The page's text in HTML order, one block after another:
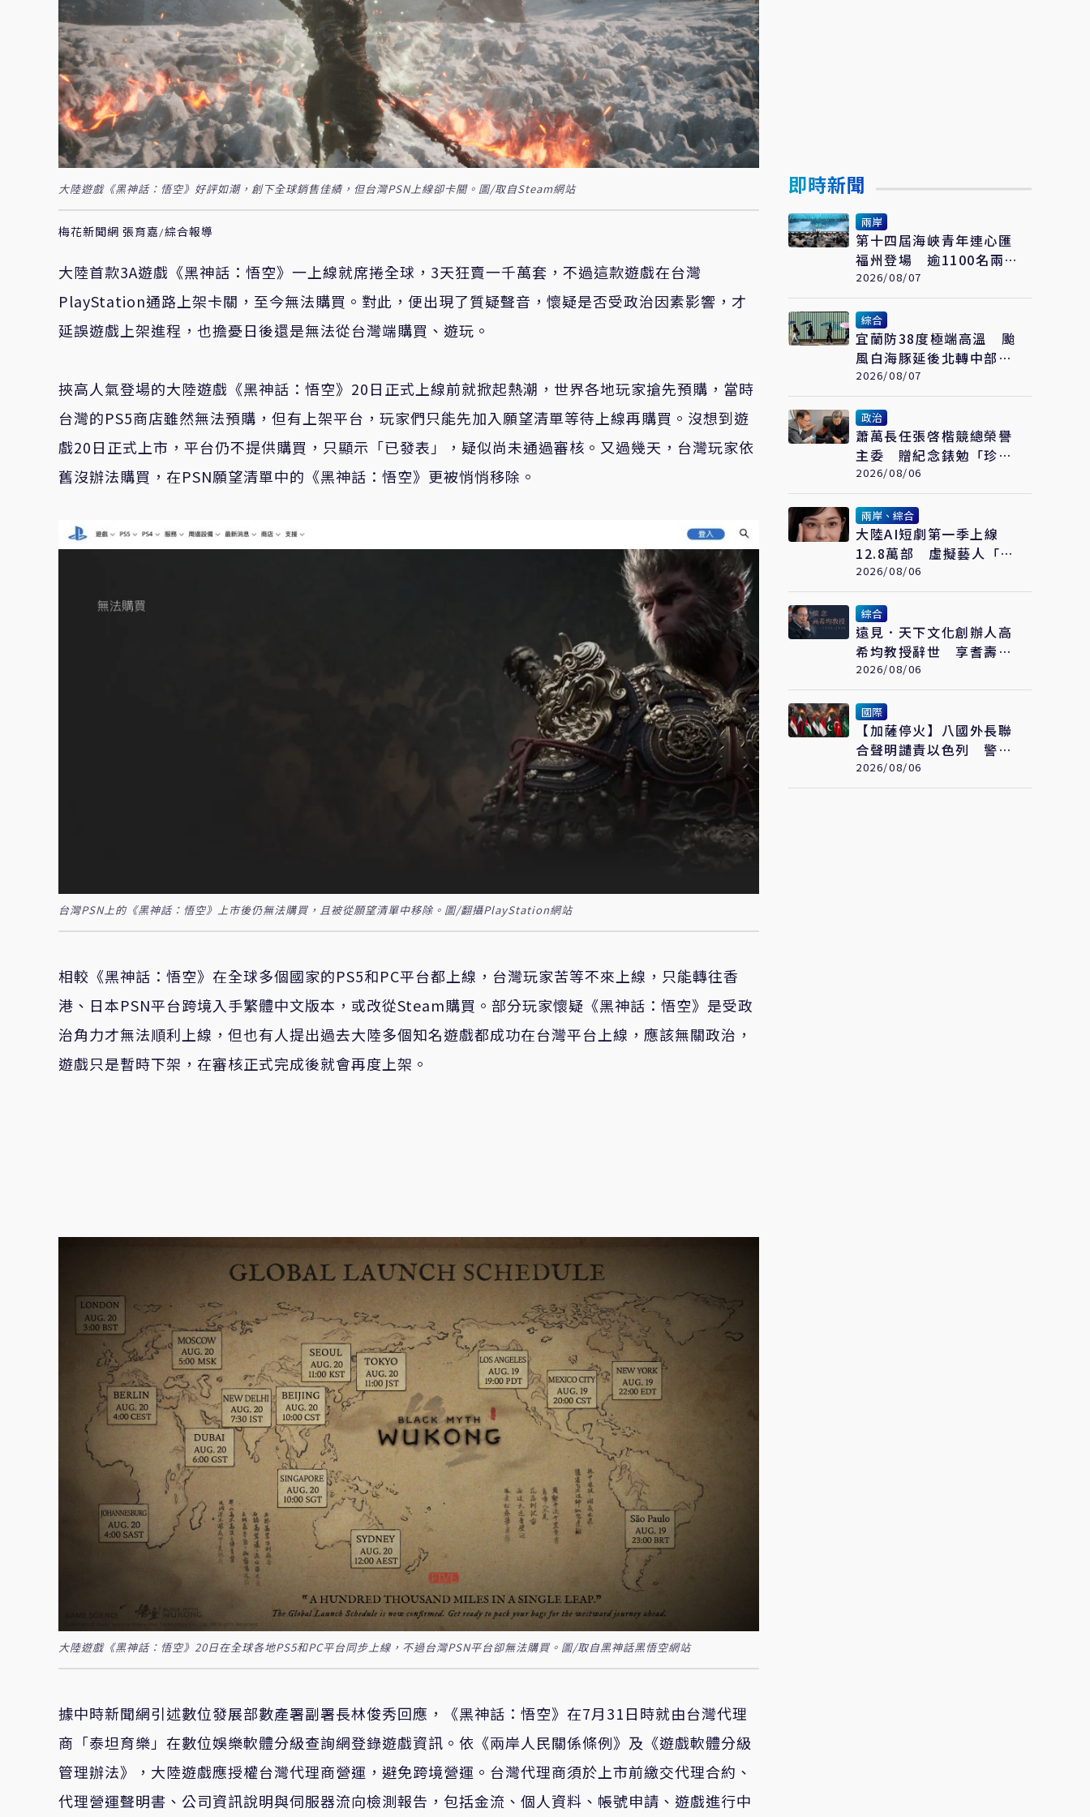
大陸遊戲《黑神話：悟空》好評如潮，創下全球銷售佳績，但台灣PSN上線卻卡關。圖/取自Steam網站
梅花新聞網 張育嘉/綜合報導
大陸首款3A遊戲《黑神話：悟空》一上線就席捲全球，3天狂賣一千萬套，不過這款遊戲在台灣
PlayStation通路上架卡關，至今無法購買。對此，便出現了質疑聲音，懷疑是否受政治因素影響，才
延誤遊戲上架進程，也擔憂日後還是無法從台灣端購買、遊玩。
挾高人氣登場的大陸遊戲《黑神話：悟空》20日正式上線前就掀起熱潮，世界各地玩家搶先預購，當時
台灣的PS5商店雖然無法預購，但有上架平台，玩家們只能先加入願望清單等待上線再購買。沒想到遊
戲20日正式上市，平台仍不提供購買，只顯示「已發表」，疑似尚未通過審核。又過幾天，台灣玩家依
舊沒辦法購買，在PSN願望清單中的《黑神話：悟空》更被悄悄移除。
台灣PSN上的《黑神話：悟空》上市後仍無法購買，且被從願望清單中移除。圖/翻攝PlayStation網站
相較《黑神話：悟空》在全球多個國家的PS5和PC平台都上線，台灣玩家苦等不來上線，只能轉往香
港、日本PSN平台跨境入手繁體中文版本，或改從Steam購買。部分玩家懷疑《黑神話：悟空》是受政
治角力才無法順利上線，但也有人提出過去大陸多個知名遊戲都成功在台灣平台上線，應該無關政治，
遊戲只是暫時下架，在審核正式完成後就會再度上架。
大陸遊戲《黑神話：悟空》20日在全球各地PS5和PC平台同步上線，不過台灣PSN平台卻無法購買。圖/取自黑神話黑悟空網站
據中時新聞網引述數位發展部數產署副署長林俊秀回應，《黑神話：悟空》在7月31日時就由台灣代理
商「泰坦育樂」在數位娛樂軟體分級查詢網登錄遊戲資訊。依《兩岸人民關係條例》及《遊戲軟體分級
管理辦法》，大陸遊戲應授權台灣代理商營運，避免跨境營運。台灣代理商須於上市前繳交代理合約、
代理營運聲明書、公司資訊說明與伺服器流向檢測報告，包括金流、個人資料、帳號申請、遊戲進行中
即時新聞
兩岸
第十四屆海峽青年連心匯
福州登場 逾1100名兩岸
青年參與交流
2026/08/07
綜合
宜蘭防38度極端高溫 颱
風白海豚延後北轉中部以
北父親節防豪大雨
2026/08/07
政治
蕭萬長任張啓楷競總榮譽
主委 贈紀念錶勉「珍惜
時間、認真打拚」
2026/08/06
兩岸、綜合
大陸AI短劇第一季上線
12.8萬部 虛擬藝人「方
桃子」接拍美瞳廣告
2026/08/06
綜合
遠見．天下文化創辦人高
希均教授辭世 享耆壽90
歲
2026/08/06
國際
【加薩停火】八國外長聯
合聲明譴責以色列 警告
加薩政治進程恐全面脫軌
2026/08/06